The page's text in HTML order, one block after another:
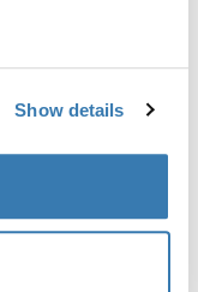
Show details